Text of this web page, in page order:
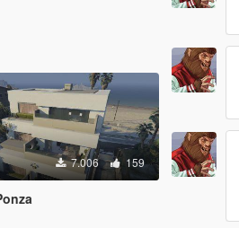
7.006 159